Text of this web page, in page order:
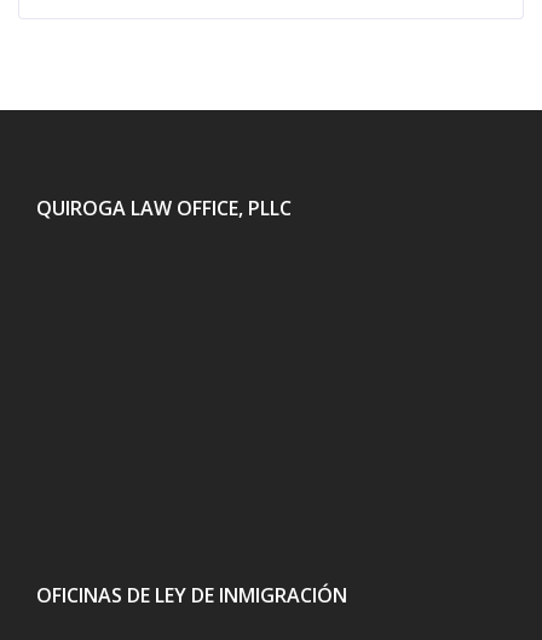
QUIROGA LAW OFFICE, PLLC
OFICINAS DE LEY DE INMIGRACIÓN